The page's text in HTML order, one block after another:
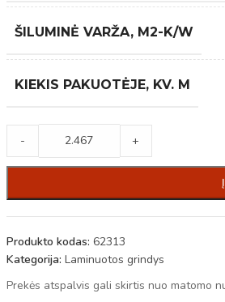
ŠILUMINĖ VARŽA, M2-K/W
KIEKIS PAKUOTĖJE, KV. M
- +
Produkto kodas: 62313
Kategorija: Laminuotos grindys
Prekės atspalvis gali skirtis nuo matomo